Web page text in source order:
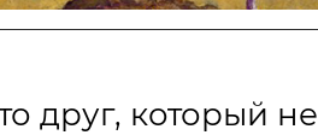
друг, который не